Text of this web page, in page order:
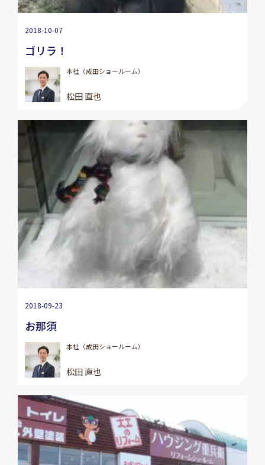
2018-10-07
ゴリラ！
本社（成田ショールーム）
松田 直也
2018-09-23
お那須
本社（成田ショールーム）
松田 直也